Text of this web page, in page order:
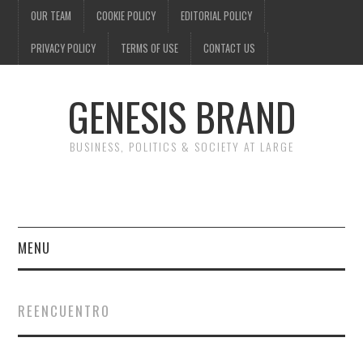
OUR TEAM COOKIE POLICY EDITORIAL POLICY
PRIVACY POLICY TERMS OF USE CONTACT US
GENESIS BRAND
BUSINESS, POLITICS & SOCIETY AT LARGE
MENU
FINANCE
REENCUENTRO